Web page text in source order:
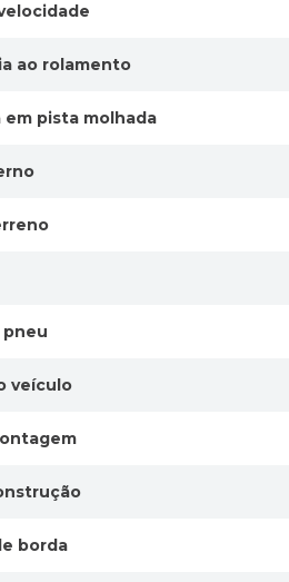
ao rolamento
pista molhada
pneu
veículo
borda